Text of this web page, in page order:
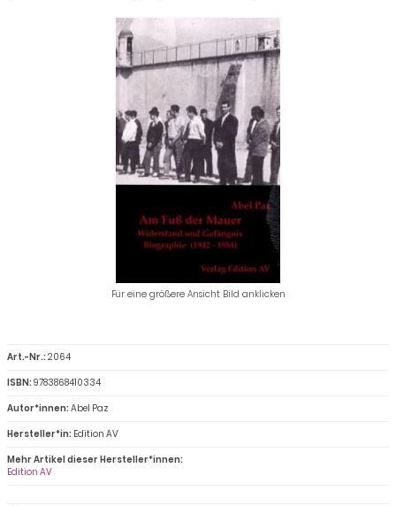
Für eine größere Ansicht Bild anklicken
Art.-Nr.:2064
ISBN:9783868410334
Autor*innen:Abel Paz
Hersteller*in: Edition AV
Mehr Artikel dieser Hersteller*innen:
Edition AV